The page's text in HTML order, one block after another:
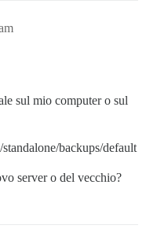
sul mio computer o sul
backups/default
server o del vecchio?